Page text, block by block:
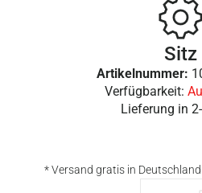
Sitz
Artikelnummer:
Verfügbarkeit:
Lieferung in
* Versand gratis in